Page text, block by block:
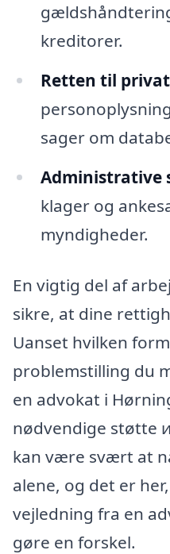
kreditorer.
Retten til
sager om
Administrative
klager og
myndigheder.
En vigtig del af
sikre, at dine
Uanset hvilken
problemstilling du
en advokat i
nødvendige støtte
kan være svært at
alene, og det er
vejledning fra en
gøre en forskel.